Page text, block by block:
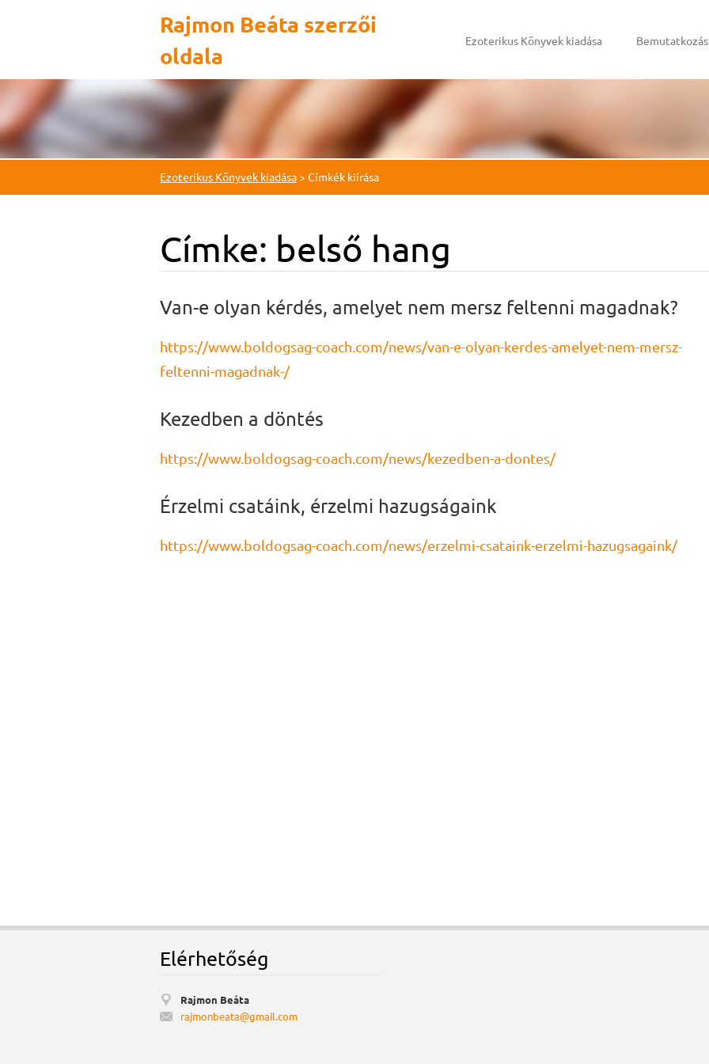
Rajmon Beáta szerzői
oldala
Ezoterikus Könyvek kiadása Bemutatkozás
Ezoterikus Könyvek kiadása> Címkék kiírása
Címke: belső hang
Van-e olyan kérdés, amelyet nem mersz feltenni magadnak?
https://www.boldogsag-coach.com/news/van-e-olyan-kerdes-amelyet-nem-mersz-
feltenni-magadnak-/
Kezedben a döntés
https://www.boldogsag-coach.com/news/kezedben-a-dontes/
Érzelmi csatáink, érzelmi hazugságaink
https://www.boldogsag-coach.com/news/erzelmi-csataink-erzelmi-hazugsagaink/
Elérhetőség
Rajmon Beáta
rajmonbeata@gmail.com